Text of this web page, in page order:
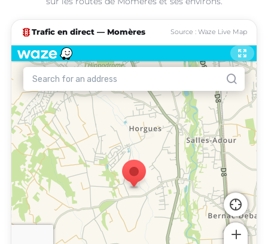
traffic Trafic en direct — Momères Source : Waze Live Map